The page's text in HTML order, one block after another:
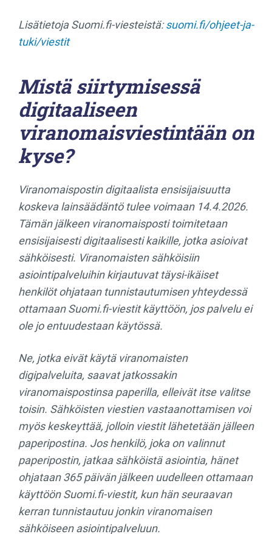
Lisätietoja Suomi.fi-viesteistä:suomi.fi/ohjeet-ja-
tuki/viestit
Mistä siirtymisessä
digitaaliseen
viranomaisviestintään on
kyse?
Viranomaispostin digitaalista ensisijaisuutta
koskeva lainsäädäntö tulee voimaan 14.4.2026.
Tämän jälkeen viranomaisposti toimitetaan
ensisijaisesti digitaalisesti kaikille, jotka asioivat
sähköisesti. Viranomaisten sähköisiin
asiointipalveluihin kirjautuvat täysi-ikäiset
henkilöt ohjataan tunnistautumisen yhteydessä
ottamaan Suomi.fi-viestit käyttöön, jos palvelu ei
ole jo entuudestaan käytössä.
Ne, jotka eivät käytä viranomaisten
digipalveluita, saavat jatkossakin
viranomaispostinsa paperilla, elleivät itse valitse
toisin. Sähköisten viestien vastaanottamisen voi
myös keskeyttää, jolloin viestit lähetetään jälleen
paperipostina. Jos henkilö, joka on valinnut
paperipostin, jatkaa sähköistä asiointia, hänet
ohjataan 365 päivän jälkeen uudelleen ottamaan
käyttöön Suomi.fi-viestit, kun hän seuraavan
kerran tunnistautuu jonkin viranomaisen
sähköiseen asiointipalveluun.